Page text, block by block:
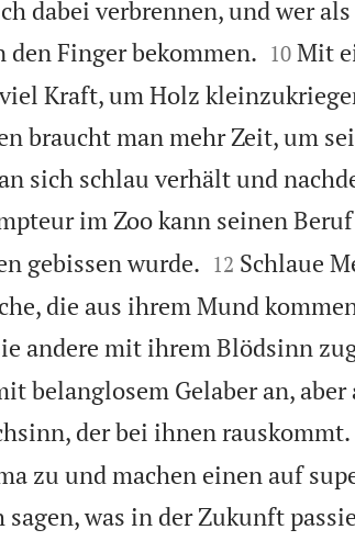
dabei verbrennen, und wer
Finger bekommen.
10 Mit
Kraft, um Holz
braucht man mehr Zeit, um
sich schlau verhält und
im Zoo kann seinen
gebissen wurde.
12 Schlaue
die aus ihrem Mund
andere mit ihrem Blödsinn
belanglosem Gelaber an,
der bei ihnen rauskommt.
zu und machen einen auf
was in der Zukunft